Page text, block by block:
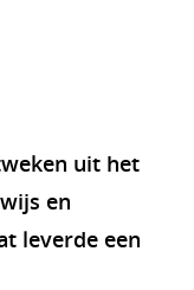
uit het
en
leverde een